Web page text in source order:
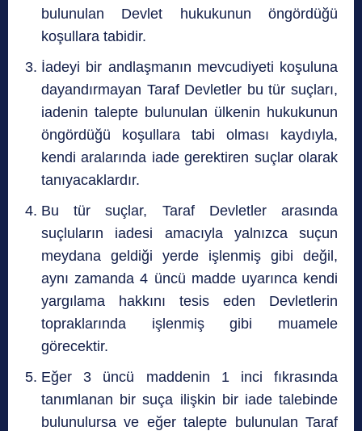
bulunulan Devlet hukukunun öngördüğü
koşullara tabidir.
İadeyi bir andlaşmanın mevcudiyeti koşuluna
dayandırmayan Taraf Devletler bu tür suçları,
iadenin talepte bulunulan ülkenin hukukunun
öngördüğü koşullara tabi olması kaydıyla,
kendi aralarında iade gerektiren suçlar olarak
tanıyacaklardır.
Bu tür suçlar, Taraf Devletler arasında
suçluların iadesi amacıyla yalnızca suçun
meydana geldiği yerde işlenmiş gibi değil,
aynı zamanda 4 üncü madde uyarınca kendi
yargılama hakkını tesis eden Devletlerin
topraklarında işlenmiş gibi muamele
görecektir.
Eğer 3 üncü maddenin 1 inci fıkrasında
tanımlanan bir suça ilişkin bir iade talebinde
bulunulursa ve eğer talepte bulunulan Taraf